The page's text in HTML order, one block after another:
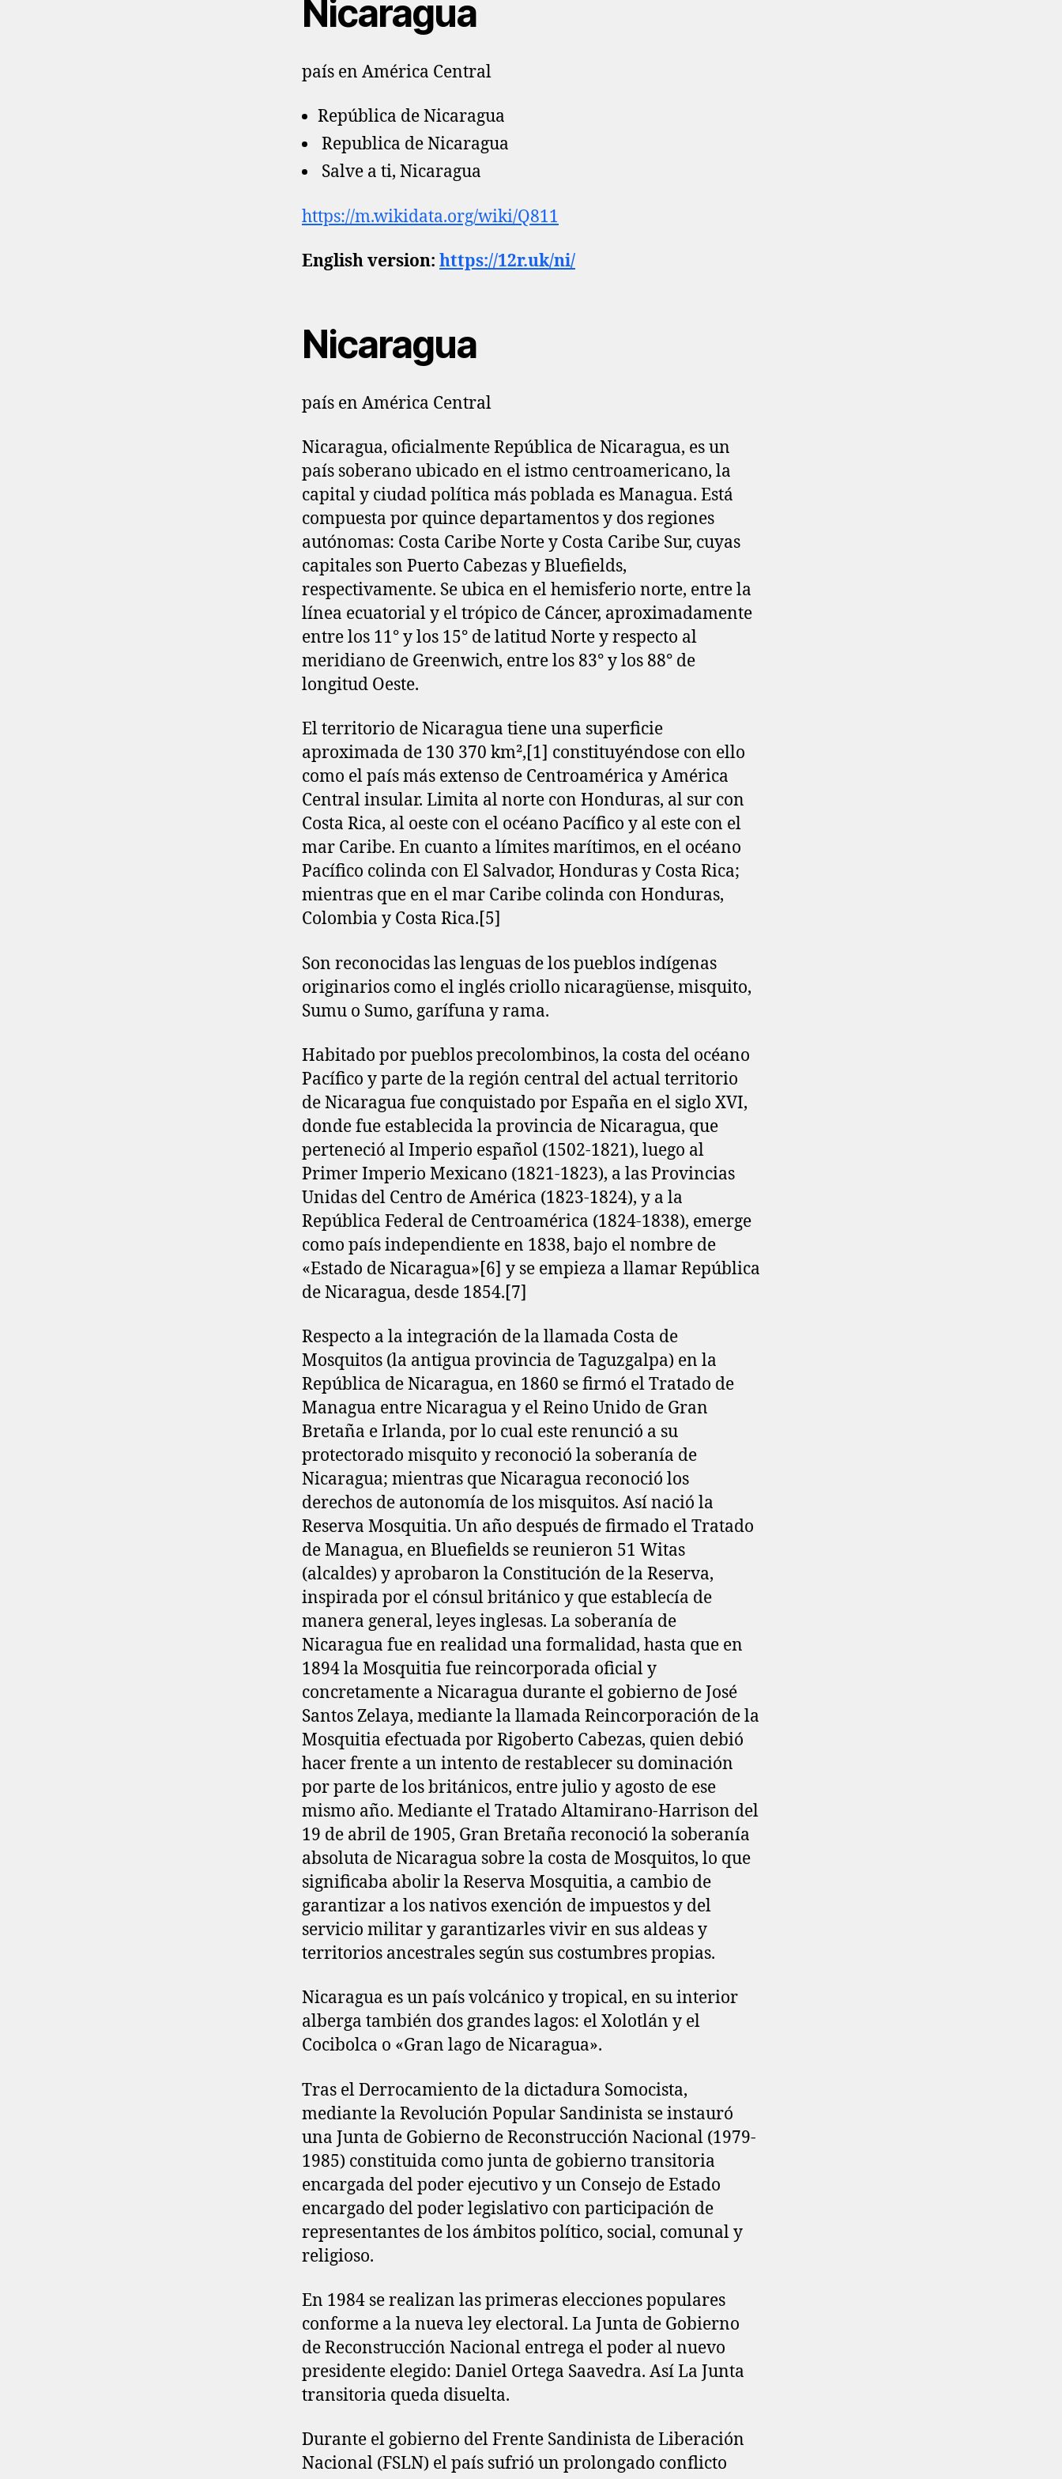
Nicaragua
país en América Central
República de Nicaragua
Republica de Nicaragua
Salve a ti, Nicaragua
https://m.wikidata.org/wiki/Q811
English version: https://12r.uk/ni/
Nicaragua
país en América Central
Nicaragua, oficialmente República de Nicaragua, es un
país soberano ubicado en el istmo centroamericano, la
capital y ciudad política más poblada es Managua. Está
compuesta por quince departamentos y dos regiones
autónomas: Costa Caribe Norte y Costa Caribe Sur, cuyas
capitales son Puerto Cabezas y Bluefields,
respectivamente. Se ubica en el hemisferio norte, entre la
línea ecuatorial y el trópico de Cáncer, aproximadamente
entre los 11° y los 15° de latitud Norte y respecto al
meridiano de Greenwich, entre los 83° y los 88° de
longitud Oeste.
El territorio de Nicaragua tiene una superficie
aproximada de 130 370 km²,[1]​ constituyéndose con ello
como el país más extenso de Centroamérica y América
Central insular. Limita al norte con Honduras, al sur con
Costa Rica, al oeste con el océano Pacífico y al este con el
mar Caribe. En cuanto a límites marítimos, en el océano
Pacífico colinda con El Salvador, Honduras y Costa Rica;
mientras que en el mar Caribe colinda con Honduras,
Colombia y Costa Rica.[5]​
Son reconocidas las lenguas de los pueblos indígenas
originarios como el inglés criollo nicaragüense, misquito,
Sumu o Sumo, garífuna y rama.
Habitado por pueblos precolombinos, la costa del océano
Pacífico y parte de la región central del actual territorio
de Nicaragua fue conquistado por España en el siglo XVI,
donde fue establecida la provincia de Nicaragua, que
perteneció al Imperio español (1502-1821), luego al
Primer Imperio Mexicano (1821-1823), a las Provincias
Unidas del Centro de América (1823-1824), y a la
República Federal de Centroamérica (1824-1838), emerge
como país independiente en 1838, bajo el nombre de
«Estado de Nicaragua»[6]​ y se empieza a llamar República
de Nicaragua, desde 1854.[7]​
Respecto a la integración de la llamada Costa de
Mosquitos (la antigua provincia de Taguzgalpa) en la
República de Nicaragua, en 1860 se firmó el Tratado de
Managua entre Nicaragua y el Reino Unido de Gran
Bretaña e Irlanda, por lo cual este renunció a su
protectorado misquito y reconoció la soberanía de
Nicaragua; mientras que Nicaragua reconoció los
derechos de autonomía de los misquitos. Así nació la
Reserva Mosquitia. Un año después de firmado el Tratado
de Managua, en Bluefields se reunieron 51 Witas
(alcaldes) y aprobaron la Constitución de la Reserva,
inspirada por el cónsul británico y que establecía de
manera general, leyes inglesas. La soberanía de
Nicaragua fue en realidad una formalidad, hasta que en
1894 la Mosquitia fue reincorporada oficial y
concretamente a Nicaragua durante el gobierno de José
Santos Zelaya, mediante la llamada Reincorporación de la
Mosquitia efectuada por Rigoberto Cabezas, quien debió
hacer frente a un intento de restablecer su dominación
por parte de los británicos, entre julio y agosto de ese
mismo año. Mediante el Tratado Altamirano-Harrison del
19 de abril de 1905, Gran Bretaña reconoció la soberanía
absoluta de Nicaragua sobre la costa de Mosquitos, lo que
significaba abolir la Reserva Mosquitia, a cambio de
garantizar a los nativos exención de impuestos y del
servicio militar y garantizarles vivir en sus aldeas y
territorios ancestrales según sus costumbres propias.
Nicaragua es un país volcánico y tropical, en su interior
alberga también dos grandes lagos: el Xolotlán y el
Cocibolca o «Gran lago de Nicaragua».
Tras el Derrocamiento de la dictadura Somocista,
mediante la Revolución Popular Sandinista se instauró
una Junta de Gobierno de Reconstrucción Nacional (1979-
1985) constituida como junta de gobierno transitoria
encargada del poder ejecutivo y un Consejo de Estado
encargado del poder legislativo con participación de
representantes de los ámbitos político, social, comunal y
religioso.
En 1984 se realizan las primeras elecciones populares
conforme a la nueva ley electoral. La Junta de Gobierno
de Reconstrucción Nacional entrega el poder al nuevo
presidente elegido: Daniel Ortega Saavedra. Así La Junta
transitoria queda disuelta.
Durante el gobierno del Frente Sandinista de Liberación
Nacional (FSLN) el país sufrió un prolongado conflicto